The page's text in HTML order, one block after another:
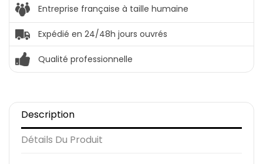
Entreprise française à taille humaine
Expédié en 24/48h jours ouvrés
Qualité professionnelle
Description
Détails Du Produit